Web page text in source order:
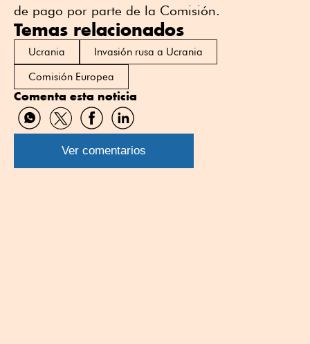
de pago por parte de la Comisión.
Temas relacionados
Ucrania
Invasión rusa a Ucrania
Comisión Europea
Comenta esta noticia
Compartir
por
WhatsApp
Compartir
por
Twitter
Compartir
por
Facebook
Compartir
por
Linkedin
Ver comentarios